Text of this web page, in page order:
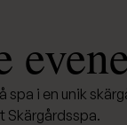
spa i en unik
Skärgårdsspa.